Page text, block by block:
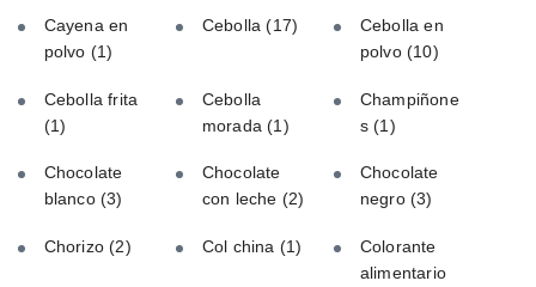
Cayena en
polvo (1)
Cebolla(17)
Cebolla en
polvo(10)
Cebolla frita
(1)
Cebolla
morada(1)
Champiñone
s(1)
Chocolate
blanco (3)
Chocolate
con leche (2)
Chocolate
negro(3)
Chorizo(2) Col china (1)
Colorante
alimentario